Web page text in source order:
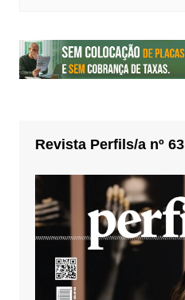
Revista Perfils/a nº 63